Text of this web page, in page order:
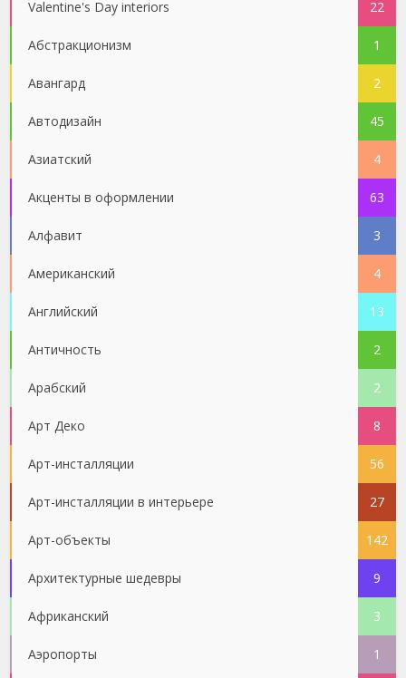
Valentine's Day interiors 22
Абстракционизм 1
Авангард 2
Автодизайн 45
Азиатский 4
Акценты в оформлении 63
Алфавит 3
Американский 4
Английский 13
Античность 2
Арабский 2
Арт Деко 8
Арт-инсталляции 56
Арт-инсталляции в интерьере 27
Арт-объекты 142
Архитектурные шедевры 9
Африканский 3
Аэропорты 1